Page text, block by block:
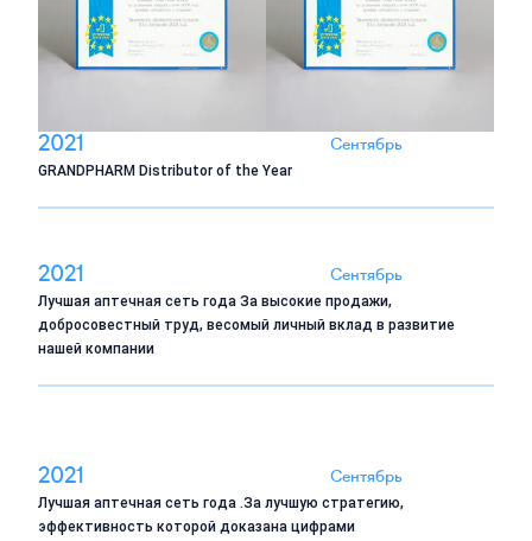
2021 Сентябрь
GRANDPHARM Distributor of the Year
2021 Сентябрь
Лучшая аптечная сеть года За высокие продажи,
добросовестный труд, весомый личный вклад в развитие
нашей компании
2021 Сентябрь
Лучшая аптечная сеть года .За лучшую стратегию,
эффективность которой доказана цифрами